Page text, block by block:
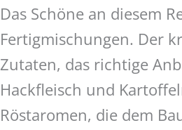
Das Schöne an diesem
Fertigmischungen. Der
Zutaten, das richtige
Hackfleisch und
Röstaromen, die dem